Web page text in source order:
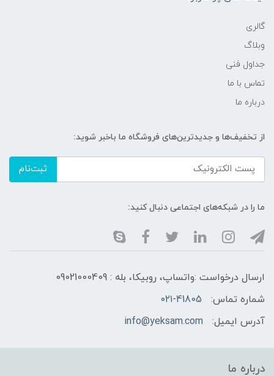
گالری
وبلاگ
جداول فنی
تماس با ما
درباره ما
از تخفیف‌ها و جدیدترین‌های فروشگاه ما باخبر شوید:
ثبت‌نام
ما را در شبکه‌های اجتماعی دنبال کنید:
ارسال درخواست :واتساپ، روبیکا، بله : 09021000409
شماره تماس:
۰۲۱-41805
آدرس ایمیل:
info@yeksam.com
درباره ما